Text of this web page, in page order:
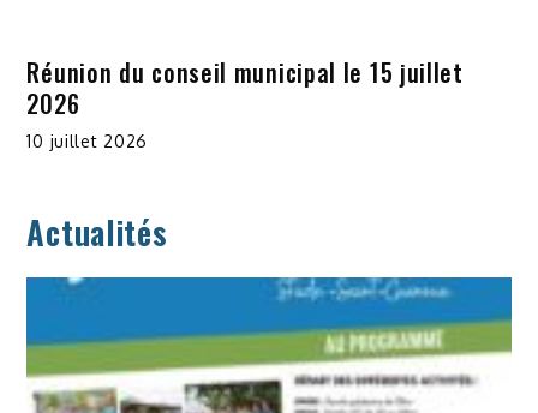
Réunion du conseil municipal le 15 juillet
2026
10 juillet 2026
Actualités